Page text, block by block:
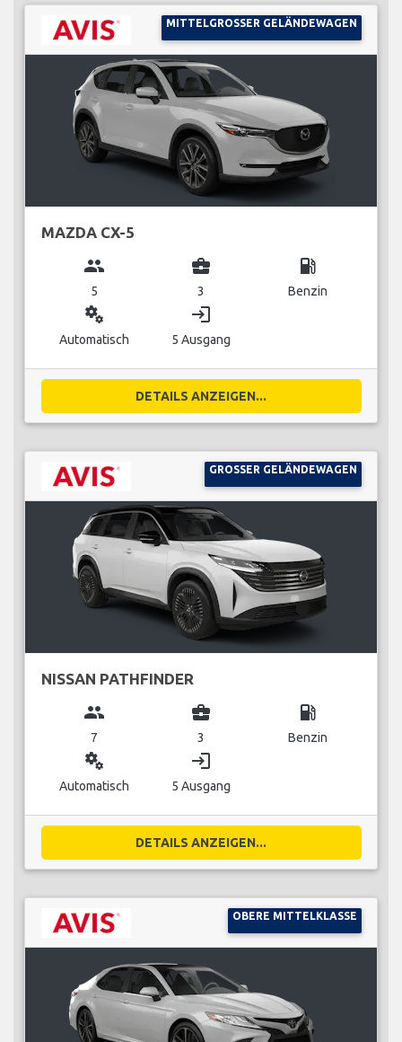
MITTELGROSSER GELÄNDEWAGEN
MAZDA CX-5
group
5
business_center
3
local_gas_station
Benzin
miscellaneous_services
Automatisch
login
5 Ausgang
DETAILS ANZEIGEN...
GROSSER GELÄNDEWAGEN
NISSAN PATHFINDER
group
7
business_center
3
local_gas_station
Benzin
miscellaneous_services
Automatisch
login
5 Ausgang
DETAILS ANZEIGEN...
OBERE MITTELKLASSE